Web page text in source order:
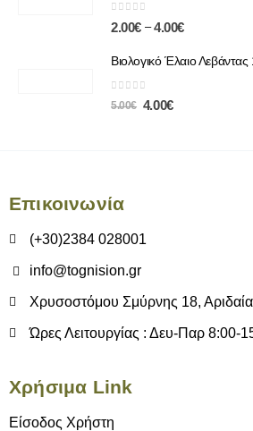
0out of 5
2.00€ – 4.00€
0 out of 5
5.00€ 4.00€
Επικοινωνία
(+30)2384 028001
info@tognision.gr
Χρυσοστόμου Σμύρνης 18,
Ώρες Λειτουργίας : Δευ-Παρ 8:00-
Χρήσιμα Link
Είσοδος Χρήστη